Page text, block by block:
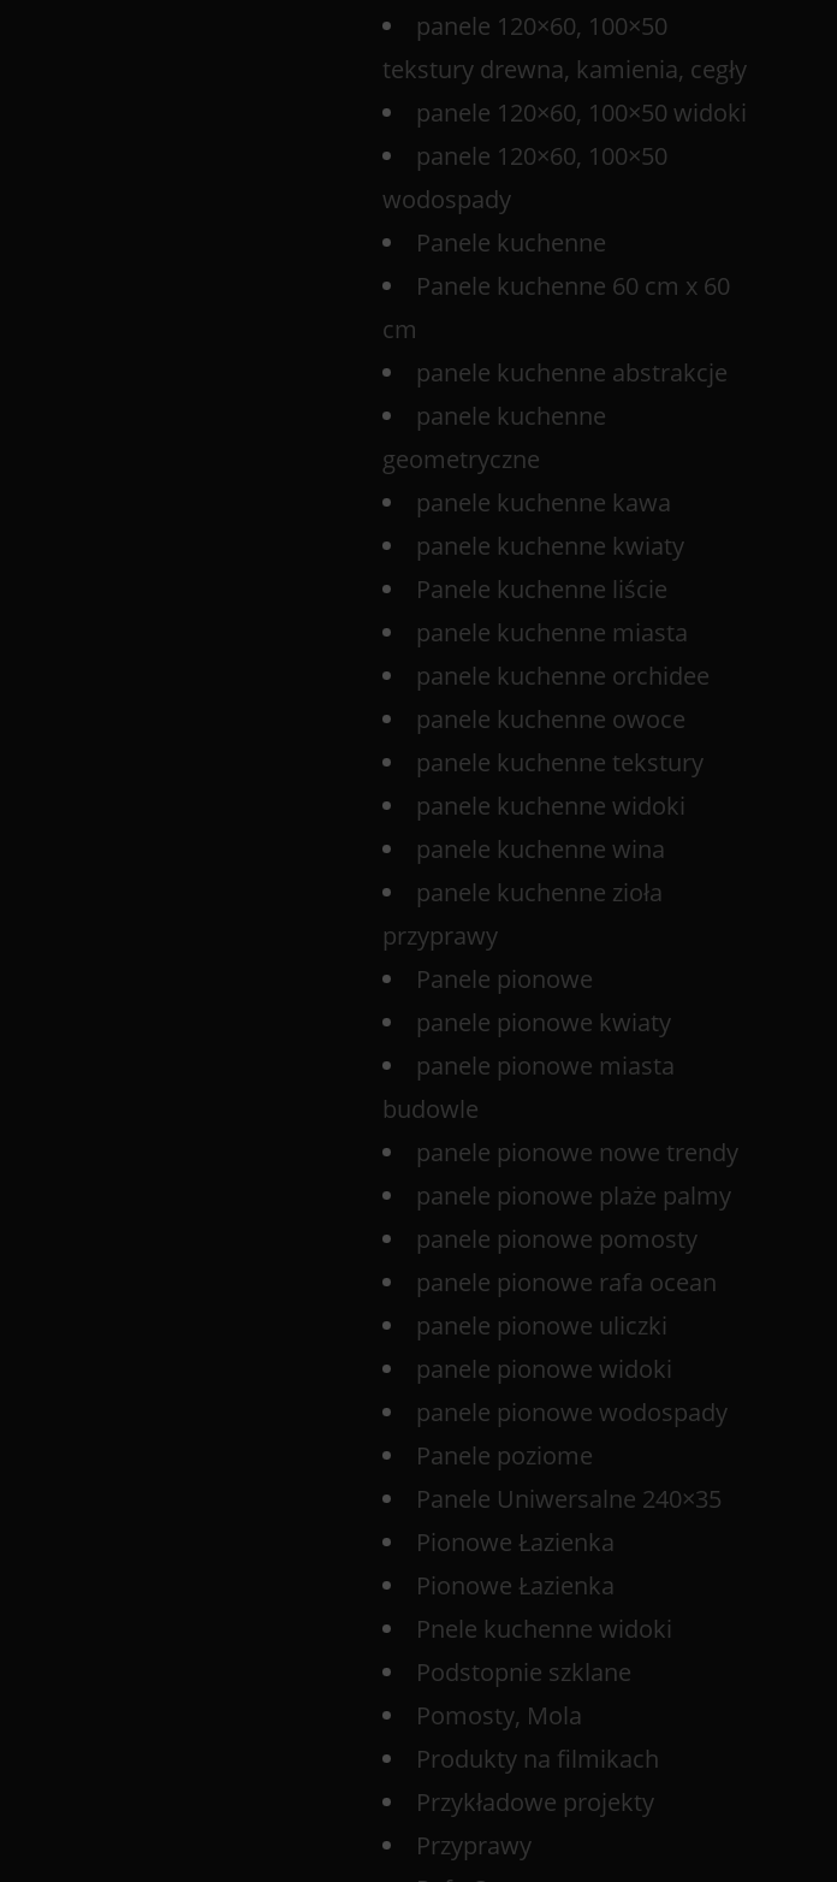
panele 120×60, 100×50
tekstury drewna, kamienia, cegły
panele 120×60, 100×50 widoki
panele 120×60, 100×50
wodospady
Panele kuchenne
Panele kuchenne 60 cm x 60
cm
panele kuchenne abstrakcje
panele kuchenne
geometryczne
panele kuchenne kawa
panele kuchenne kwiaty
Panele kuchenne liście
panele kuchenne miasta
panele kuchenne orchidee
panele kuchenne owoce
panele kuchenne tekstury
panele kuchenne widoki
panele kuchenne wina
panele kuchenne zioła
przyprawy
Panele pionowe
panele pionowe kwiaty
panele pionowe miasta
budowle
panele pionowe nowe trendy
panele pionowe plaże palmy
panele pionowe pomosty
panele pionowe rafa ocean
panele pionowe uliczki
panele pionowe widoki
panele pionowe wodospady
Panele poziome
Panele Uniwersalne 240×35
Pionowe Łazienka
Pionowe Łazienka
Pnele kuchenne widoki
Podstopnie szklane
Pomosty, Mola
Produkty na filmikach
Przykładowe projekty
Przyprawy